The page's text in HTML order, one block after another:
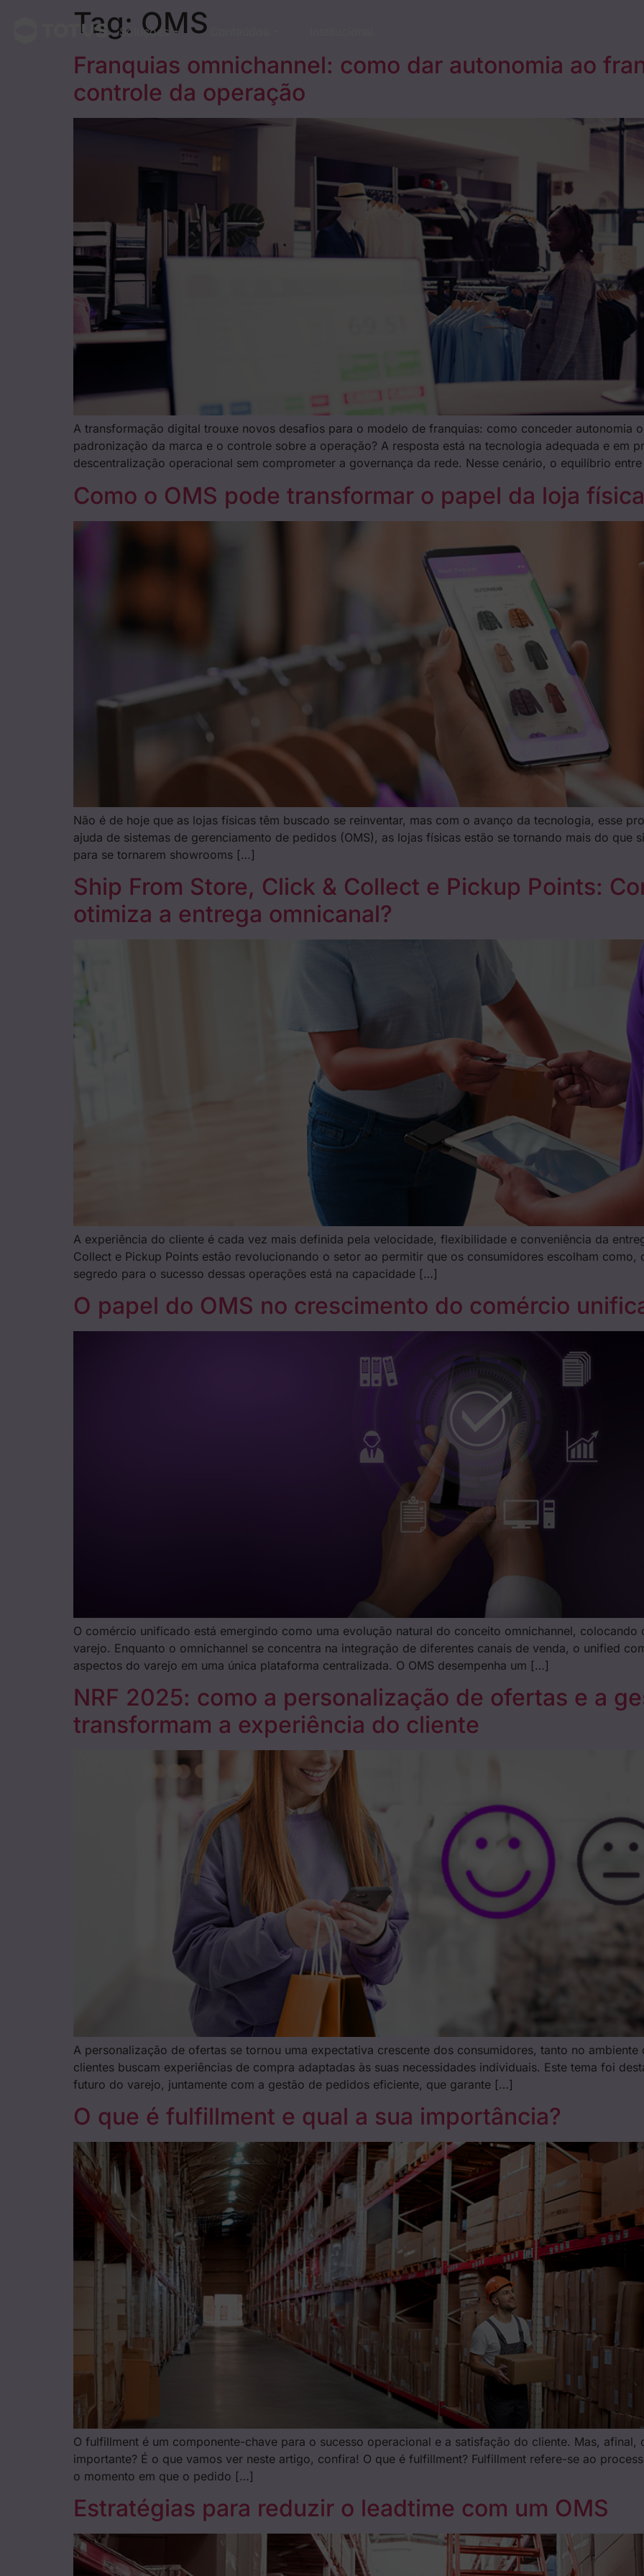
Soluções
Tag: OMS
Franquias omnichannel: como dar autonomia ao
controle da operação
A transformação digital trouxe novos desafios para o modelo de franquias: como conceder autonomia
padronização da marca e o controle sobre a operação? A resposta está na tecnologia adequada e em
descentralização operacional sem comprometer a governança da rede. Nesse cenário, o equilíbrio
Como o OMS pode transformar o papel da loja
Não é de hoje que as lojas físicas têm buscado se reinventar, mas com o avanço da tecnologia, esse
ajuda de sistemas de gerenciamento de pedidos (OMS), as lojas físicas estão se tornando mais do que
para se tornarem showrooms […]
Ship From Store, Click & Collect e Pickup Points:
otimiza a entrega omnicanal?
A experiência do cliente é cada vez mais definida pela velocidade, flexibilidade e conveniência da
Collect e Pickup Points estão revolucionando o setor ao permitir que os consumidores escolham
segredo para o sucesso dessas operações está na capacidade […]
O papel do OMS no crescimento do comércio
O comércio unificado está emergindo como uma evolução natural do conceito omnichannel,
varejo. Enquanto o omnichannel se concentra na integração de diferentes canais de venda, o unified
aspectos do varejo em uma única plataforma centralizada. O OMS desempenha um […]
NRF 2025: como a personalização de ofertas e a
transformam a experiência do cliente
A personalização de ofertas se tornou uma expectativa crescente dos consumidores, tanto no
clientes buscam experiências de compra adaptadas às suas necessidades individuais. Este tema foi
futuro do varejo, juntamente com a gestão de pedidos eficiente, que garante […]
O que é fulfillment e qual a sua importância?
O fulfillment é um componente-chave para o sucesso operacional e a satisfação do cliente. Mas,
importante? É o que vamos ver neste artigo, confira! O que é fulfillment? Fulfillment refere-se ao
o momento em que o pedido […]
Estratégias para reduzir o leadtime com um OMS